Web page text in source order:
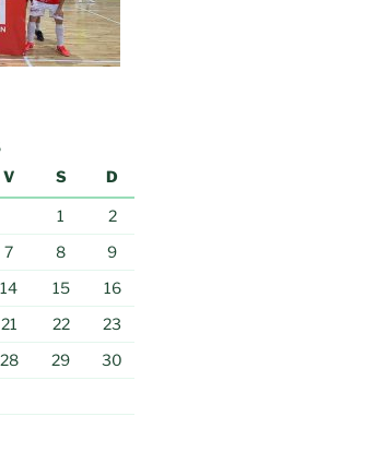
V S D
1
2
7 8
9
14 15
16
21 22
23
28 29
30